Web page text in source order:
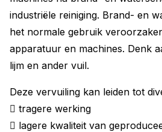
industriële reiniging. Brand- en
het normale gebruik
apparatuur en machines. Denk
lijm en ander vuil.
Deze vervuiling kan leiden tot
 tragere werking
 lagere kwaliteit van